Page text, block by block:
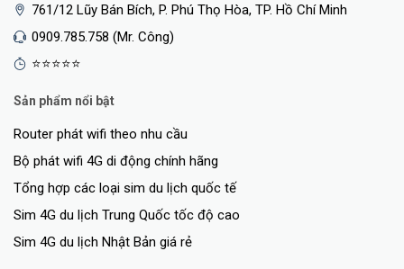
761/12 Lũy Bán Bích, P. Phú Thọ Hòa, TP. Hồ Chí Minh
0909.785.758 (Mr. Công)
⭐⭐⭐⭐⭐
Sản phẩm nổi bật
Router phát wifi theo nhu cầu
Bộ phát wifi 4G di động chính hãng
Tổng hợp các loại sim du lịch quốc tế
Sim 4G du lịch Trung Quốc tốc độ cao
Sim 4G du lịch Nhật Bản giá rẻ